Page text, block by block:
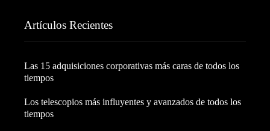
Artículos Recientes
Las 15 adquisiciones corporativas más caras de todos los
tiempos
Los telescopios más influyentes y avanzados de todos los
tiempos